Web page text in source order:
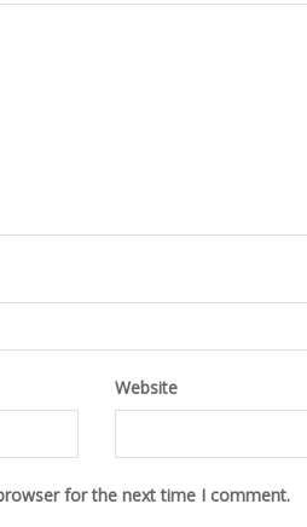
Website
for the next time I comment.